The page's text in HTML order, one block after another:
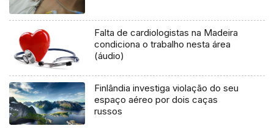
Falta de cardiologistas na Madeira
condiciona o trabalho nesta área
(áudio)
Finlândia investiga violação do seu
espaço aéreo por dois caças
russos